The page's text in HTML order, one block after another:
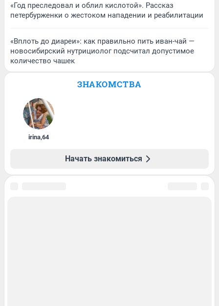
«Год преследовал и облил кислотой». Рассказ
петербурженки о жестоком нападении и реабилитации
«Вплоть до диареи»: как правильно пить иван-чай —
новосибирский нутрициолог подсчитал допустимое
количество чашек
ЗНАКОМСТВА
irina,64
Начать знакомиться